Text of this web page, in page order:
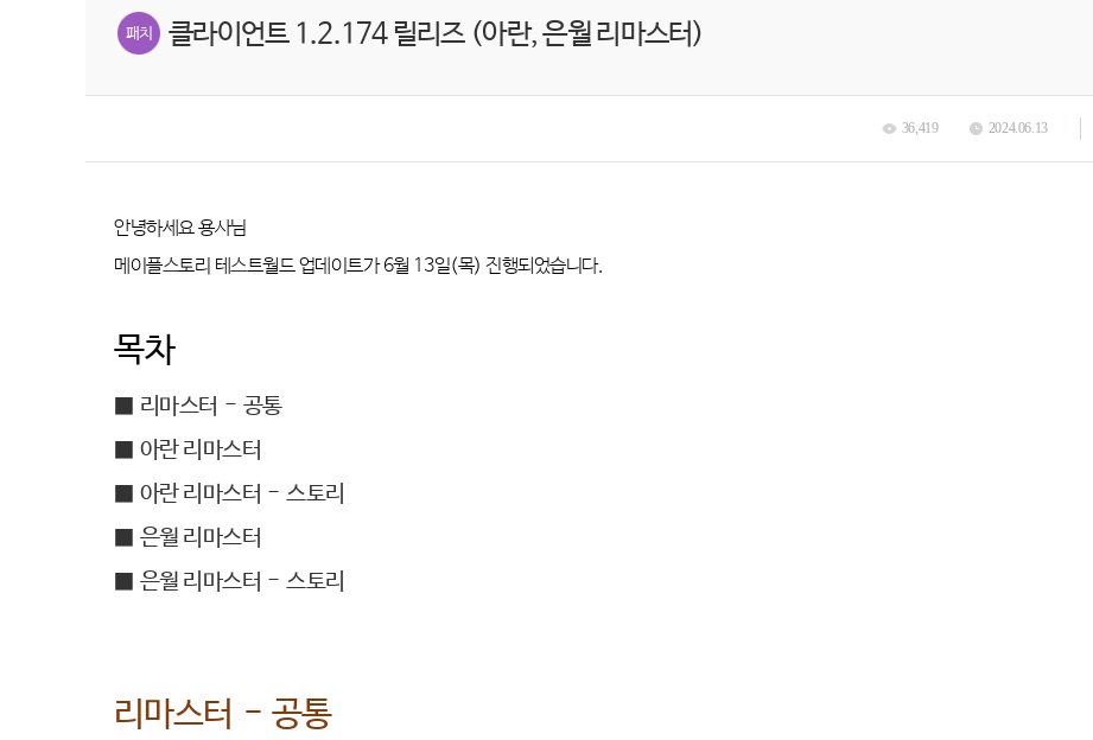
클라이언트 1.2.174 릴리즈 (아란, 은월 리마스터)
36,419 2024.06.13
안녕하세요 용사님
메이플스토리 테스트월드 업데이트가6월 13일(목)진행되었습니다.
목차
리마스터 - 공통
아란 리마스터
아란 리마스터 -스토리
은월 리마스터
은월 리마스터 -스토리
리마스터 - 공통